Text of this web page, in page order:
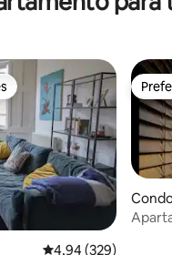
avaliações4,94 de uma
4,94 (329)